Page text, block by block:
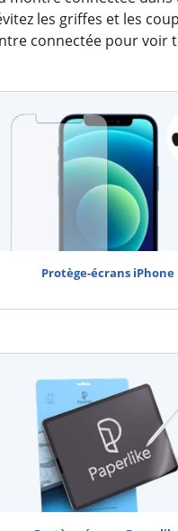
les griffes et les
connectée pour voir
Protège-écrans iPhone